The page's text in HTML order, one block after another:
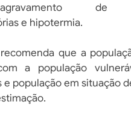
de
e hipotermia.
que a
a população
e população em situação